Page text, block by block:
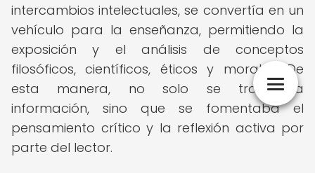
intercambios intelectuales, se convertía en un
vehículo para la enseñanza, permitiendo la
exposición y el análisis de conceptos
filosóficos, científicos, éticos y morales. De
esta manera, no solo se transmitía
información, sino que se fomentaba el
pensamiento crítico y la reflexión activa por
parte del lector.